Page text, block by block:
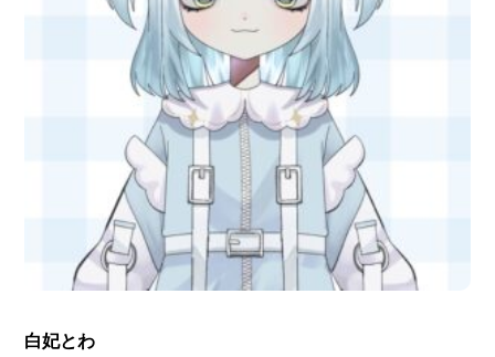
白妃とわ